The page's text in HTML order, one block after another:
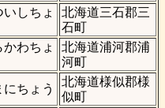
いしちょ
北海道三石郡三
石町
かわちょ
北海道浦河郡浦
河町
にちょう
北海道様似郡様
似町